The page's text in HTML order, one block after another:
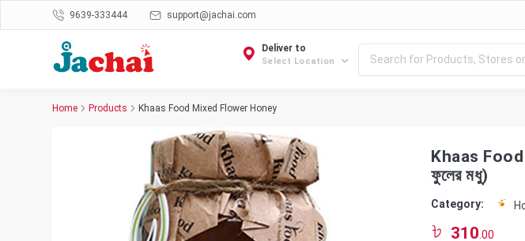
9639-333444 support@jachai.com
Deliver to
Select Location
Home Products Khaas Food Mixed Flower Honey
Khaas
ফুলের মধু)
Category:
310 .00